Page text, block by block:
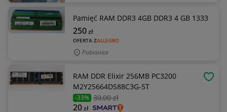
Pamięć RAM DDR3 4GB DDR3 4 GB 1333
OFERTA ZALLEGRO
250zł
Pabianice
RAM DDR Elixir 256MB PC3200
M2Y25664DS88C3G-5T
-33% 30,00 zł
20zł